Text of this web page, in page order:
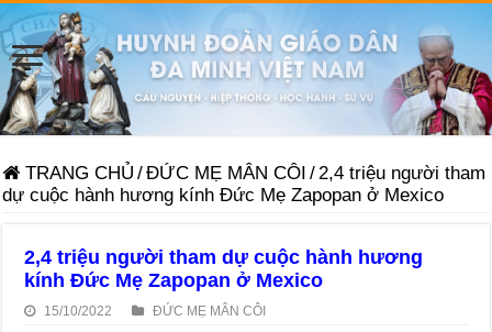
TRANG CHỦ /ĐỨC MẸ MÂN CÔI / 2,4 triệu người tham
dự cuộc hành hương kính Đức Mẹ Zapopan ở Mexico
2,4 triệu người tham dự cuộc hành hương
kính Đức Mẹ Zapopan ở Mexico
15/10/2022 ĐỨC MẸ MÂN CÔI